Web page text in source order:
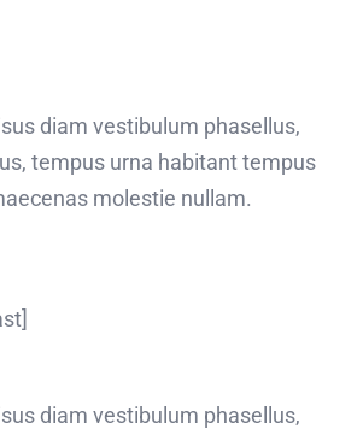
diam vestibulum phasellus,
tempus urna habitant tempus
molestie nullam.
diam vestibulum phasellus,